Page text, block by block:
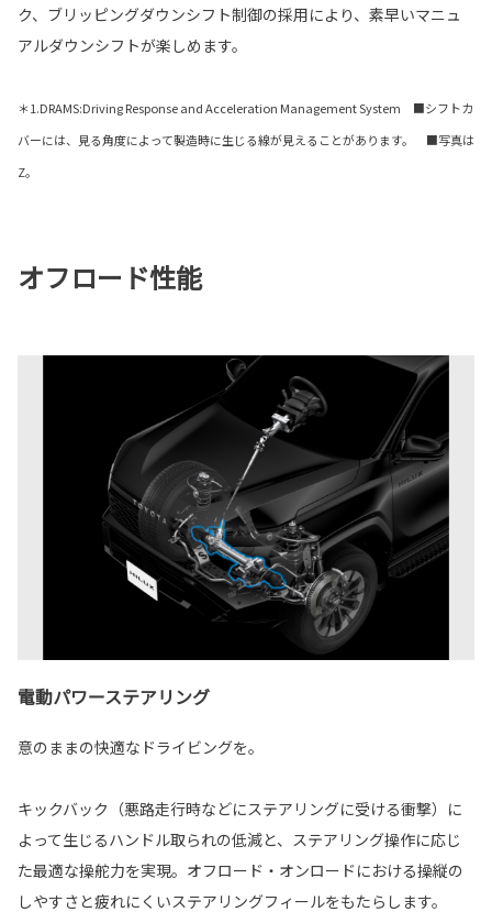
ク、ブリッピングダウンシフト制御の採用により、素早いマニュ
アルダウンシフトが楽しめます。
＊1.DRAMS:Driving Response and Acceleration Management System ■シフトカ
バーには、見る角度によって製造時に生じる線が見えることがあります。 ■写真は
Z。
オフロード性能
電動パワーステアリング
意のままの快適なドライビングを。
キックバック（悪路走行時などにステアリングに受ける衝撃）に
よって生じるハンドル取られの低減と、ステアリング操作に応じ
た最適な操舵力を実現。オフロード・オンロードにおける操縦の
しやすさと疲れにくいステアリングフィールをもたらします。